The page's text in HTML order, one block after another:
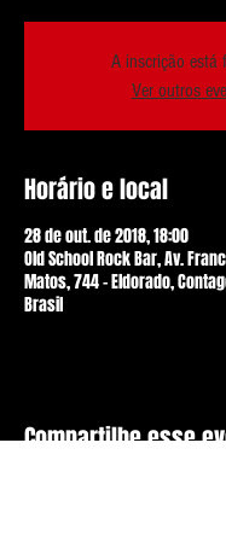
A inscrição está
Ver outros
Horário e local
28 de out. de 2018, 18:00
Old School Rock Bar, Av.
Matos, 744 - Eldorado,
Brasil
Compartilhe esse